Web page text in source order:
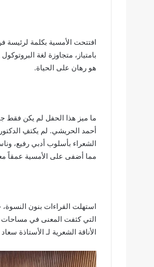
افتتحت الأمسية بكلمة لرئيسة
بامتياز، متجاوزة لغة
هو رهان على الحياة.
ما ميز هذا الحفل لم يكن فقط
أحمد الحريشي. لم يكتفِ
الشعراء بأسلوب أدبي رفيع،
مما أضفى على الأمسية عمقاً
استهلت القراءات بنون
التي كثفت المعنى في مساحات
الأناقة الشعرية لـ
الأستاذة